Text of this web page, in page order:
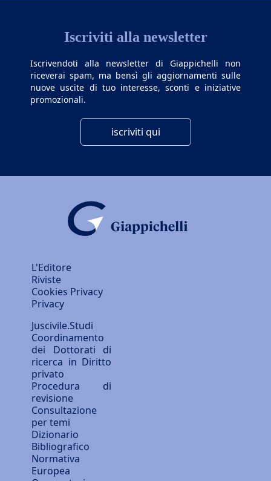
Iscriviti alla newsletter
Iscrivendoti alla newsletter di Giappichelli non
riceverai spam, ma bensì gli aggiornamenti sulle
nuove uscite di tuo interesse, sconti e iniziative
promozionali.
iscriviti qui
L'Editore
Riviste
Cookies Privacy
Privacy
Juscivile.Studi
Coordinamento
dei Dottorati di
ricerca in Diritto
privato
Procedura di
revisione
Consultazione
per temi
Dizionario
Bibliografico
Normativa
Europea